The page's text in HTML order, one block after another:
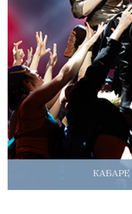
КАБАРЕ